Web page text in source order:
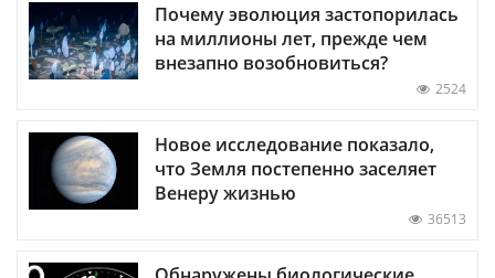
Почему эволюция застопорилась
на миллионы лет, прежде чем
внезапно возобновиться?
2524
Новое исследование показало,
что Земля постепенно заселяет
Венеру жизнью
36513